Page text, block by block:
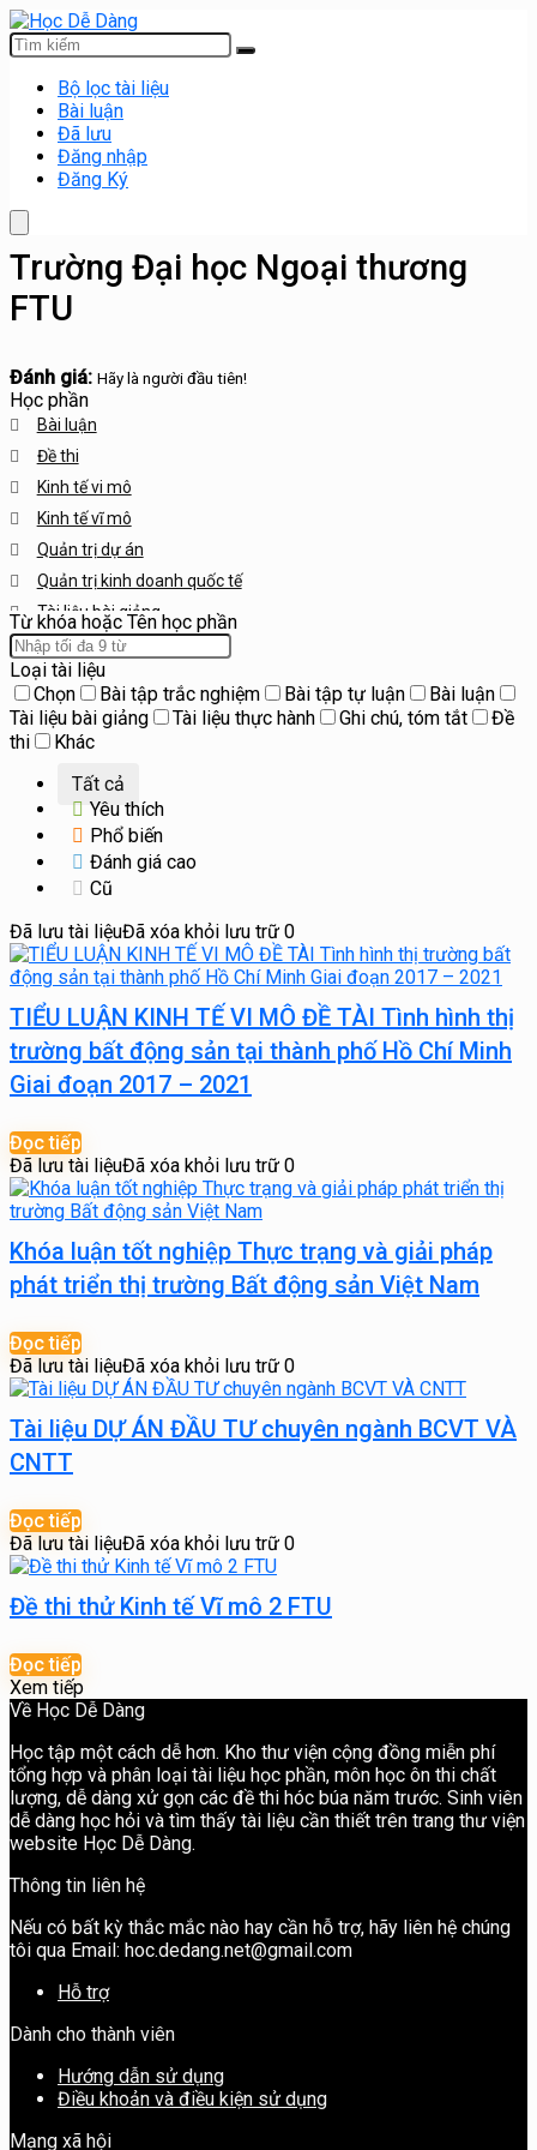
Bộ lọc tài liệu
Bài luận
Đã lưu
Đăng nhập
Đăng Ký
Trường Đại học Ngoại thương
FTU
Đánh giá: Hãy là người đầu tiên!
Học phần
Bài luận
Đề thi
Kinh tế vi mô
Kinh tế vĩ mô
Quản trị dự án
Quản trị kinh doanh quốc tế
Tài liệu bài giảng
Tiểu luận
Tất cả các môn
Từ khóa hoặc Tên học phần
Loại tài liệu
Chọn
Bài tập trắc nghiệm Bài tập tự luận
Bài luận
Tài liệu bài giảng
Tài liệu thực hành Ghi chú, tóm tắt
Đề
thi
Khác
Tất cả
Yêu thích
Phổ biến
Đánh giá cao
Cũ
Đã lưu tài liệuĐã xóa khỏi lưu trữ 0
TIỂU LUẬN KINH TẾ VI MÔ ĐỀ TÀI Tình hình thị
trường bất động sản tại thành phố Hồ Chí Minh
Giai đoạn 2017 – 2021
Đọc tiếp
Đã lưu tài liệuĐã xóa khỏi lưu trữ 0
Khóa luận tốt nghiệp Thực trạng và giải pháp
phát triển thị trường Bất động sản Việt Nam
Đọc tiếp
Đã lưu tài liệuĐã xóa khỏi lưu trữ 0
Tài liệu DỰ ÁN ĐẦU TƯ chuyên ngành BCVT VÀ
CNTT
Đọc tiếp
Đã lưu tài liệuĐã xóa khỏi lưu trữ 0
Đề thi thử Kinh tế Vĩ mô 2 FTU
Đọc tiếp
Xem tiếp
Về Học Dễ Dàng
Học tập một cách dễ hơn. Kho thư viện cộng đồng miễn phí
tổng hợp và phân loại tài liệu học phần, môn học ôn thi chất
lượng, dễ dàng xử gọn các đề thi hóc búa năm trước. Sinh viên
dễ dàng học hỏi và tìm thấy tài liệu cần thiết trên trang thư viện
website Học Dễ Dàng.
Thông tin liên hệ
Nếu có bất kỳ thắc mắc nào hay cần hỗ trợ, hãy liên hệ chúng
tôi qua Email: hoc.dedang.net@gmail.com
Hỗ trợ
Dành cho thành viên
Hướng dẫn sử dụng
Điều khoản và điều kiện sử dụng
Mạng xã hội